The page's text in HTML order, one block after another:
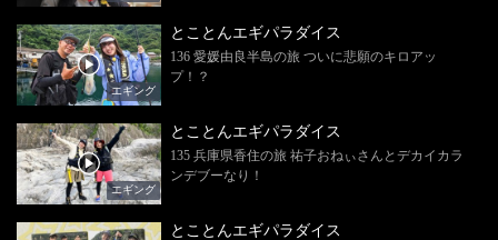
エギング
とことんエギパラダイス
136 愛媛由良半島の旅 ついに悲願のキロアッ
プ！？
エギング
とことんエギパラダイス
135 兵庫県香住の旅 祐子おねぃさんとデカイカラ
ンデブーなり！
とことんエギパラダイス